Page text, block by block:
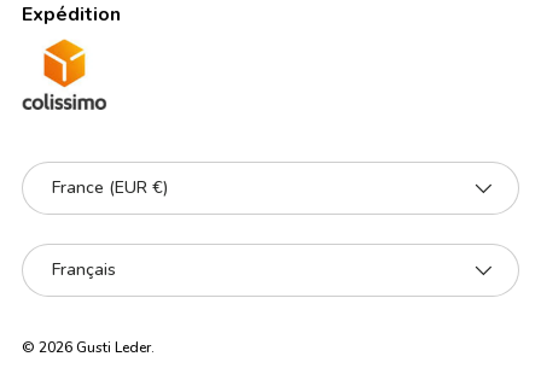
Expédition
Pays
France (EUR €)
Langue
Français
© 2026Gusti Leder.